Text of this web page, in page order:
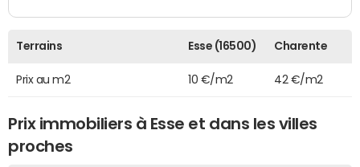
Terrains Esse (16500) Charente
Prix au m2 10 €/m2 42 €/m2
Prix immobiliers à Esse et dans les villes
proches